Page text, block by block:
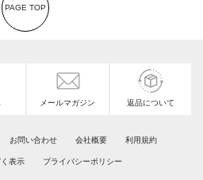
PAGE TOP
メールマガジン 返品について
お問い合わせ 会社概要 利用規約
表示 プライバシーポリシー